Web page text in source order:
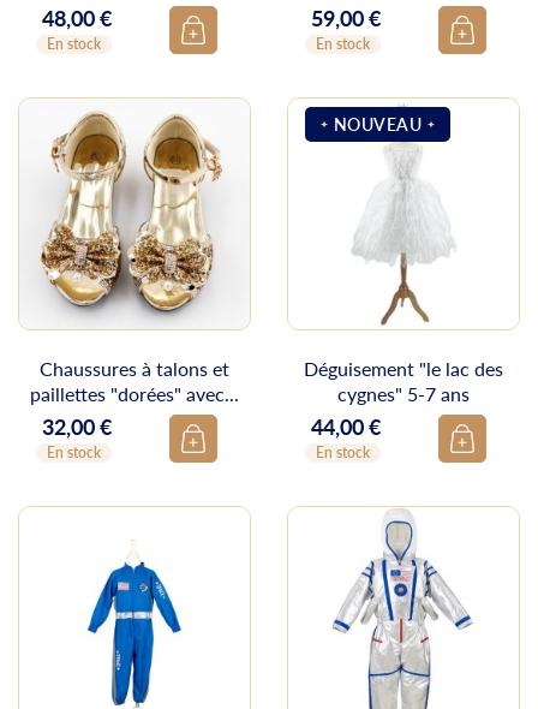
Prix
48,00 €
En stock
Prix
59,00 €
En stock
Chaussures à talons et
paillettes "dorées" avec...
Prix
32,00 €
En stock
Déguisement "le lac des
cygnes" 5-7 ans
Prix
44,00 €
En stock
NOUVEAU